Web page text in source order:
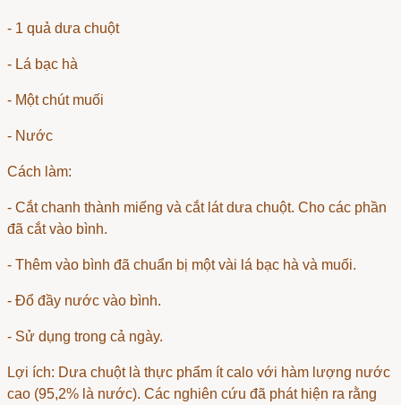
- 1 quả dưa chuột
- Lá bạc hà
- Một chút muối
- Nước
Cách làm:
- Cắt chanh thành miếng và cắt lát dưa chuột. Cho các phần
đã cắt vào bình.
- Thêm vào bình đã chuẩn bị một vài lá bạc hà và muối.
- Đổ đầy nước vào bình.
- Sử dụng trong cả ngày.
Lợi ích: Dưa chuột là thực phẩm ít calo với hàm lượng nước
cao (95,2% là nước). Các nghiên cứu đã phát hiện ra rằng